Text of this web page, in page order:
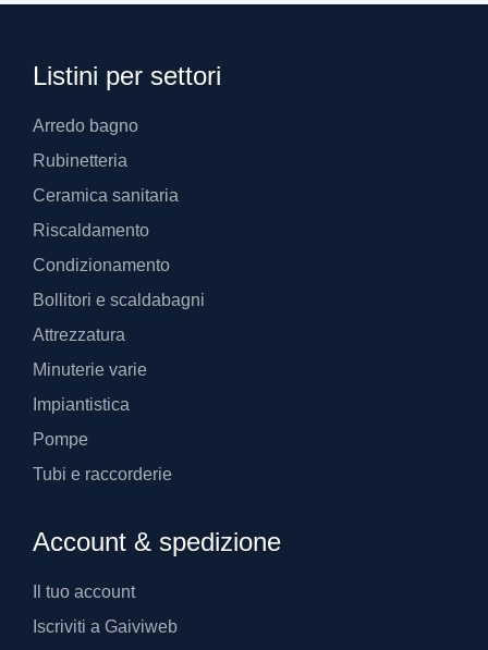
Listini per settori
Arredo bagno
Rubinetteria
Ceramica sanitaria
Riscaldamento
Condizionamento
Bollitori e scaldabagni
Attrezzatura
Minuterie varie
Impiantistica
Pompe
Tubi e raccorderie
Account & spedizione
Il tuo account
Iscriviti a Gaiviweb